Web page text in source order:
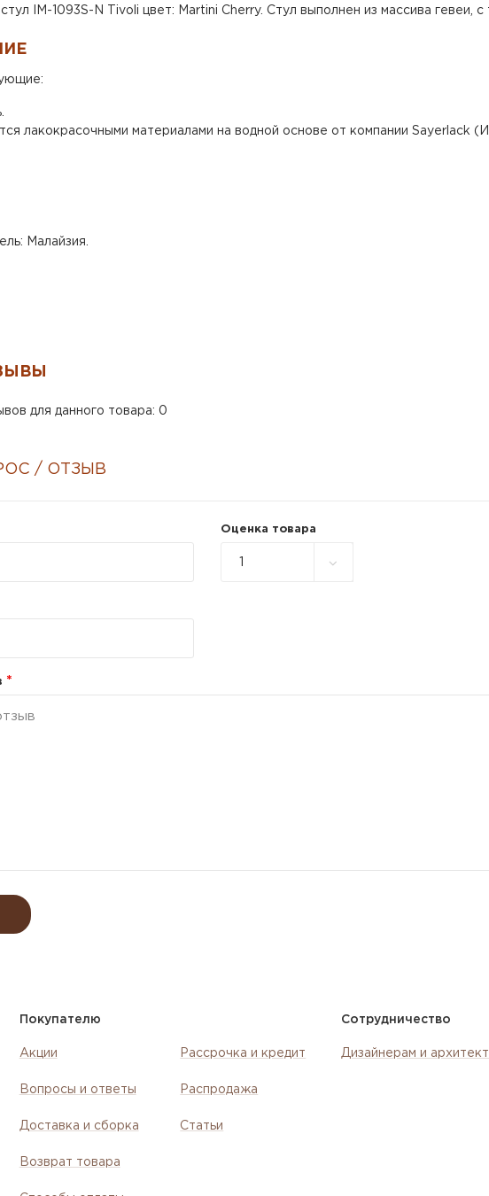
IM-1093S-N Tivoli цвет: Martini Cherry. Стул выполнен из массива гевеи, с
лакокрасочными материалами на водной основе от компании Sayerlack
Малайзия.
для данного товара: 0
/ ОТЗЫВ
Оценка товара
*
Покупателю
Акции
Вопросы и ответы
Доставка и сборка
Возврат товара
Рассрочка и кредит
Распродажа
Статьи
Сотрудничество
Дизайнерам и